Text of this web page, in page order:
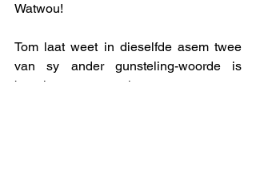
Watwou!
Tom laat weet in dieselfde asem twee
van sy ander gunsteling-woorde is
boeglam en poegaai.